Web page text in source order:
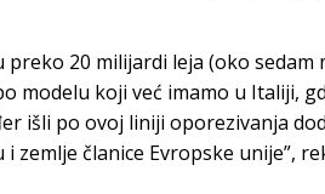
20 milijardi leja (oko sedam
modelu koji već imamo u Italiji,
išli po ovoj liniji oporezivanja
članice Evropske unije”,